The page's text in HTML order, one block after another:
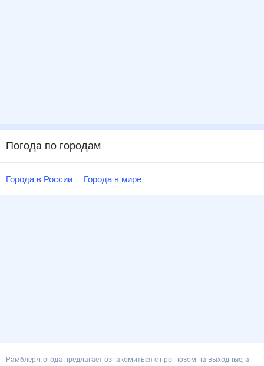
Погода по городам
Города в России Города в мире
Рамблер/погода предлагает ознакомиться с прогнозом на выходные, а